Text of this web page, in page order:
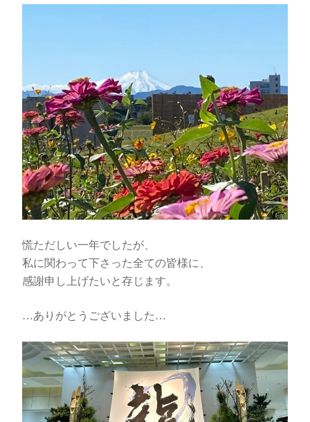
慌ただしい一年でしたが、
私に関わって下さった全ての皆様に、
感謝申し上げたいと存じます。
…ありがとうございました…